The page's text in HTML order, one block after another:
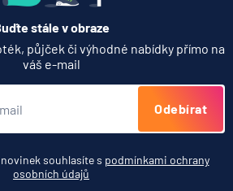
stále v obraze
půjček či výhodné nabídky přímo na
váš e-mail
Odebírat
souhlasíte s podmínkami ochrany
osobních údajů